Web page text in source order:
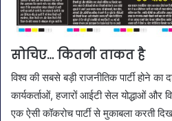
सोचिए… कितनी ताकत है
विश्व की सबसे बड़ी राजनीतिक पार्टी होने का
कार्यकर्ताओं, हजारों आईटी सेल योद्धाओं और
एक ऐसी कॉकरोच पार्टी से मुकाबला करती